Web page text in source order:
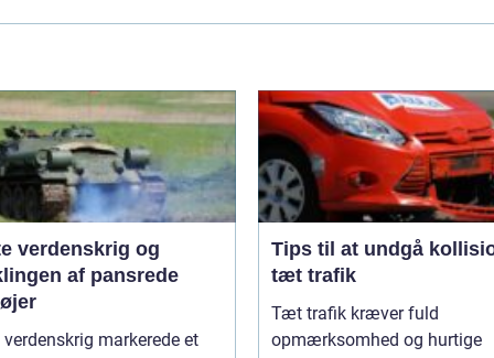
verdenskrig og
af pansrede
verdenskrig markerede et
Tips til at undgå
tæt trafik
Tæt trafik kræver fuld
opmærksomhed og hurtige